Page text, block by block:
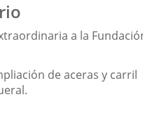
a la
de aceras y carril